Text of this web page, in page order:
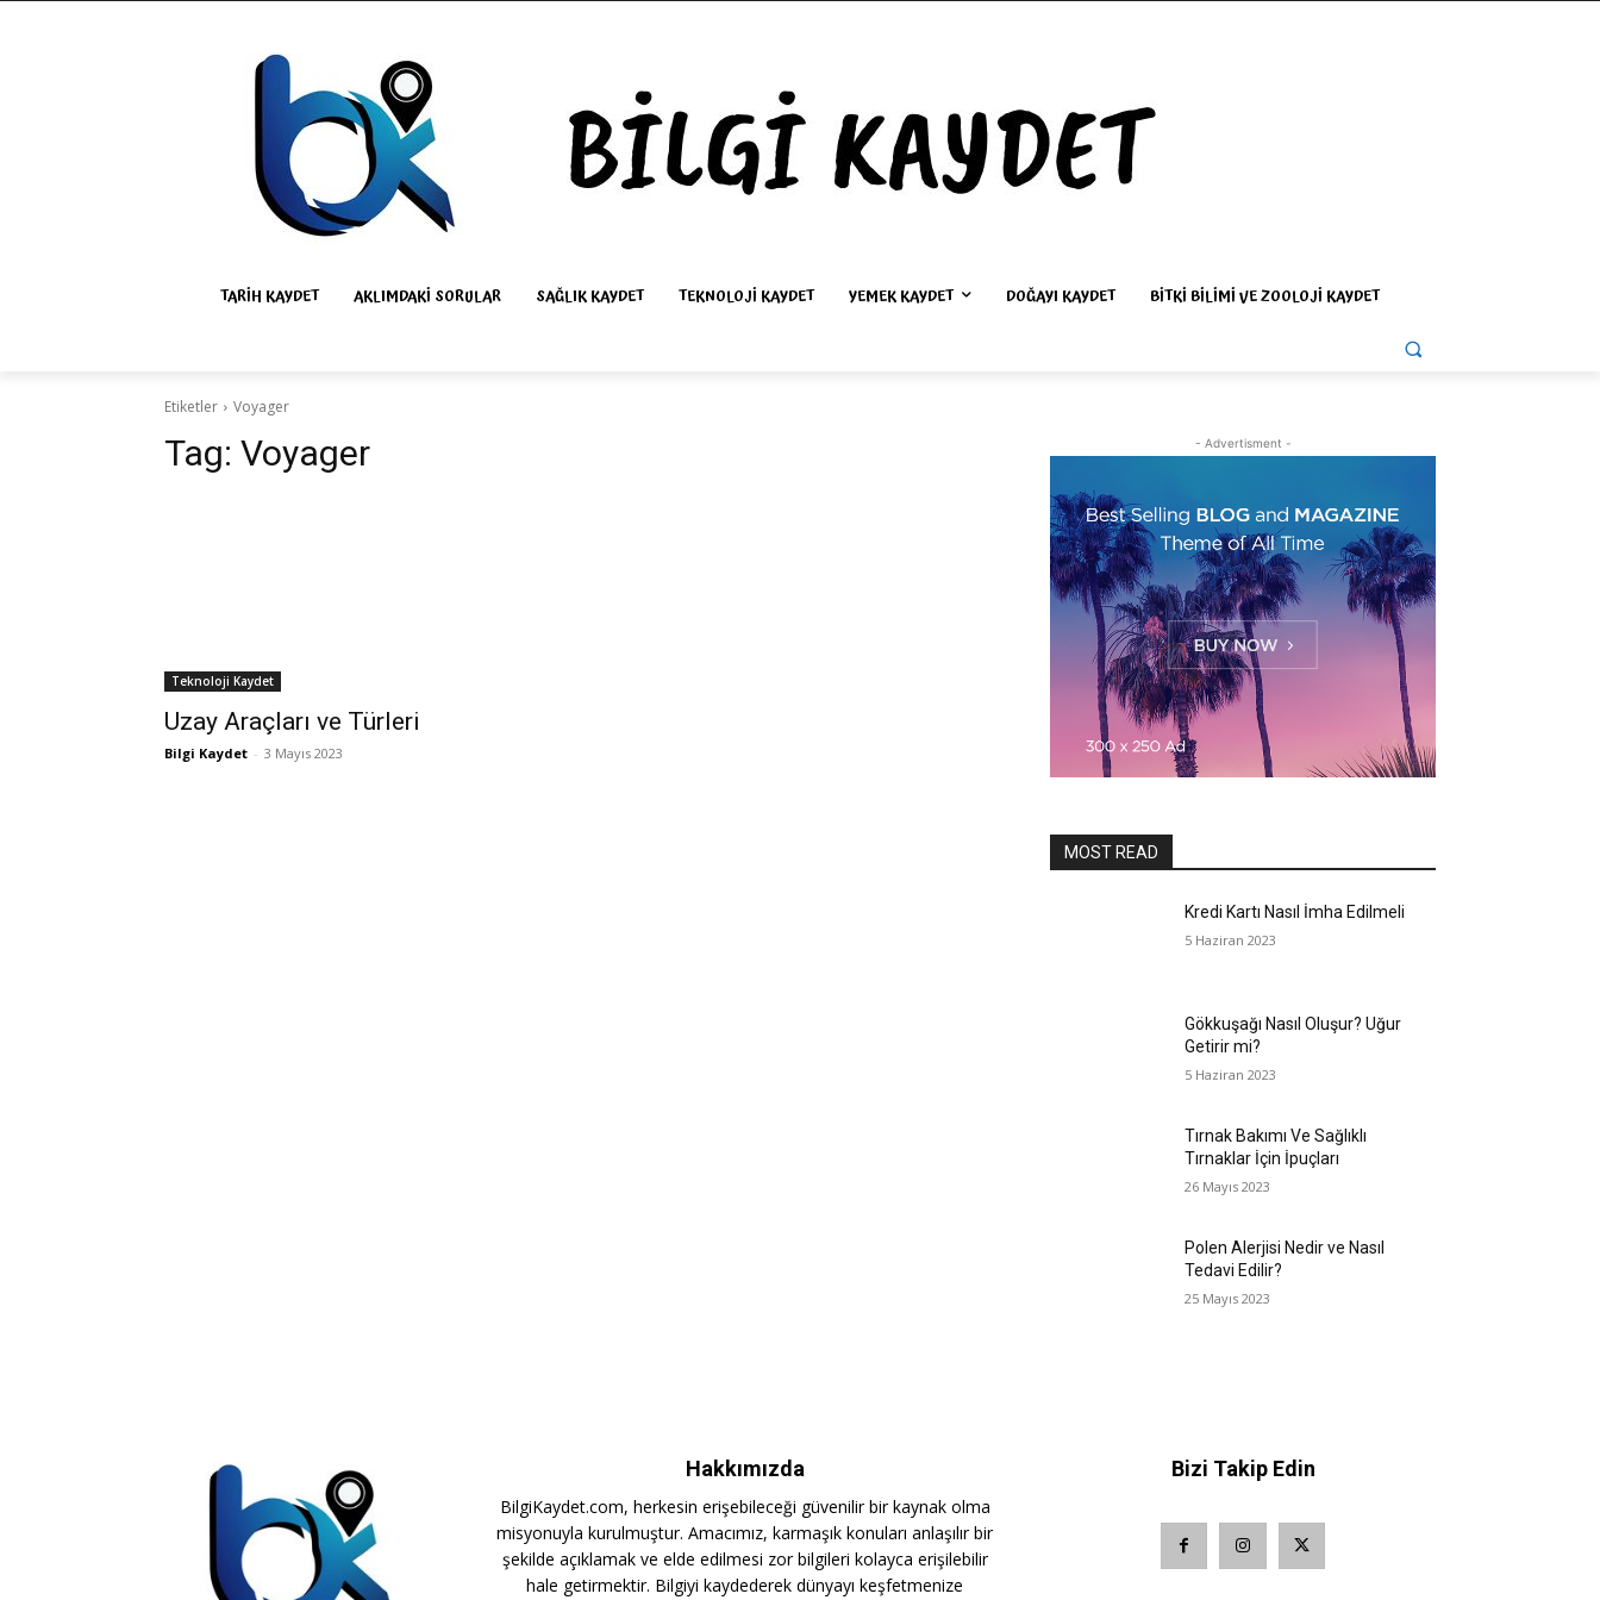
TARIH KAYDET AKLIMDAKI SORULAR SAĞLIK KAYDET TEKNOLOJI KAYDET YEMEK KAYDET DOĞAYI KAYDET BITKI BILIMI VE ZOOLOJI KAYDET
Etiketler Voyager
Tag: Voyager
Teknoloji Kaydet
Uzay Araçları ve Türleri
Bilgi Kaydet - 3 Mayıs 2023
- Advertisment -
MOST READ
Kredi Kartı Nasıl İmha Edilmeli
5 Haziran 2023
Gökkuşağı Nasıl Oluşur? Uğur
Getirir mi?
5 Haziran 2023
Tırnak Bakımı Ve Sağlıklı
Tırnaklar İçin İpuçları
26 Mayıs 2023
Polen Alerjisi Nedir ve Nasıl
Tedavi Edilir?
25 Mayıs 2023
Hakkımızda
BilgiKaydet.com, herkesin erişebileceği güvenilir bir kaynak olma
misyonuyla kurulmuştur. Amacımız, karmaşık konuları anlaşılır bir
şekilde açıklamak ve elde edilmesi zor bilgileri kolayca erişilebilir
hale getirmektir. Bilgiyi kaydederek dünyayı keşfetmenize
Bizi Takip Edin